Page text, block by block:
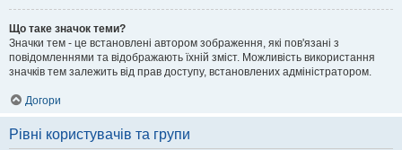
Що таке значок теми?
Значки тем - це встановлені автором зображення, які пов'язані з
повідомленнями та відображають їхній зміст. Можливість використання
значків тем залежить від прав доступу, встановлених адміністратором.
Догори
Рівні користувачів та групи